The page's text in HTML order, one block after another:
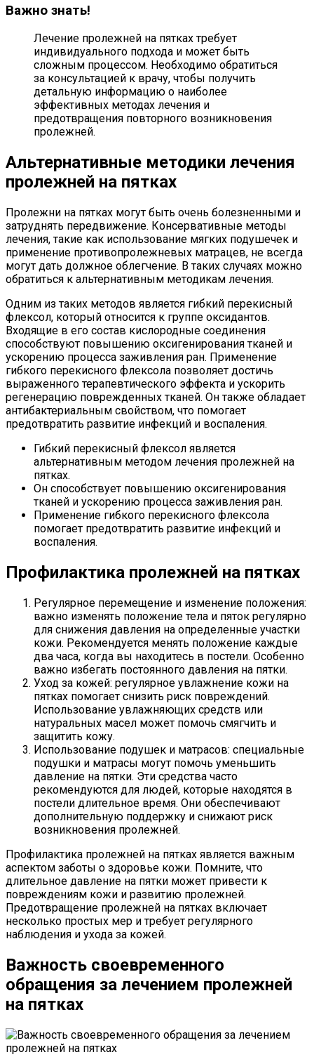
Важно знать!
Лечение пролежней на пятках требует
индивидуального подхода и может быть
сложным процессом. Необходимо обратиться
за консультацией к врачу, чтобы получить
детальную информацию о наиболее
эффективных методах лечения и
предотвращения повторного возникновения
пролежней.
Альтернативные методики лечения
пролежней на пятках
Пролежни на пятках могут быть очень болезненными и
затруднять передвижение. Консервативные методы
лечения, такие как использование мягких подушечек и
применение противопролежневых матрацев, не всегда
могут дать должное облегчение. В таких случаях можно
обратиться к альтернативным методикам лечения.
Одним из таких методов является гибкий перекисный
флексол, который относится к группе оксидантов.
Входящие в его состав кислородные соединения
способствуют повышению оксигенирования тканей и
ускорению процесса заживления ран. Применение
гибкого перекисного флексола позволяет достичь
выраженного терапевтического эффекта и ускорить
регенерацию поврежденных тканей. Он также обладает
антибактериальным свойством, что помогает
предотвратить развитие инфекций и воспаления.
Гибкий перекисный флексол является
альтернативным методом лечения пролежней на
пятках.
Он способствует повышению оксигенирования
тканей и ускорению процесса заживления ран.
Применение гибкого перекисного флексола
помогает предотвратить развитие инфекций и
воспаления.
Профилактика пролежней на пятках
Регулярное перемещение и изменение положения:
важно изменять положение тела и пяток регулярно
для снижения давления на определенные участки
кожи. Рекомендуется менять положение каждые
два часа, когда вы находитесь в постели. Особенно
важно избегать постоянного давления на пятки.
Уход за кожей: регулярное увлажнение кожи на
пятках помогает снизить риск повреждений.
Использование увлажняющих средств или
натуральных масел может помочь смягчить и
защитить кожу.
Использование подушек и матрасов: специальные
подушки и матрасы могут помочь уменьшить
давление на пятки. Эти средства часто
рекомендуются для людей, которые находятся в
постели длительное время. Они обеспечивают
дополнительную поддержку и снижают риск
возникновения пролежней.
Профилактика пролежней на пятках является важным
аспектом заботы о здоровье кожи. Помните, что
длительное давление на пятки может привести к
повреждениям кожи и развитию пролежней.
Предотвращение пролежней на пятках включает
несколько простых мер и требует регулярного
наблюдения и ухода за кожей.
Важность своевременного
обращения за лечением пролежней
на пятках